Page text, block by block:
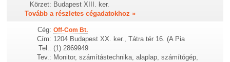
Körzet: Budapest XIII. ker.
Tovább a részletes cégadatokhoz »
Cég: Off-Com Bt.
Cím: 1204 Budapest XX. ker., Tátra tér 16. (A Pia
Tel.: (1) 2869949
Tev.: Monitor, számítástechnika, alaplap, számítógép,